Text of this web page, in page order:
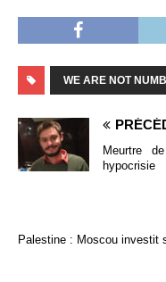
WE ARE NOT
Meurtre
hypocrisie
Palestine : Moscou investit